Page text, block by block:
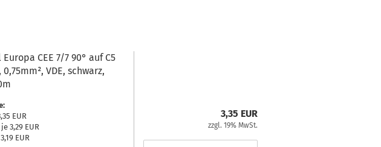
CEE 7/7 90° auf C5
VDE, schwarz,
EUR
3,29 EUR
EUR
3,35 EUR
zzgl. 19% MwSt.